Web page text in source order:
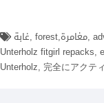
Unterholz fitgirl repacks,
Unterholz, 完全にアクテ